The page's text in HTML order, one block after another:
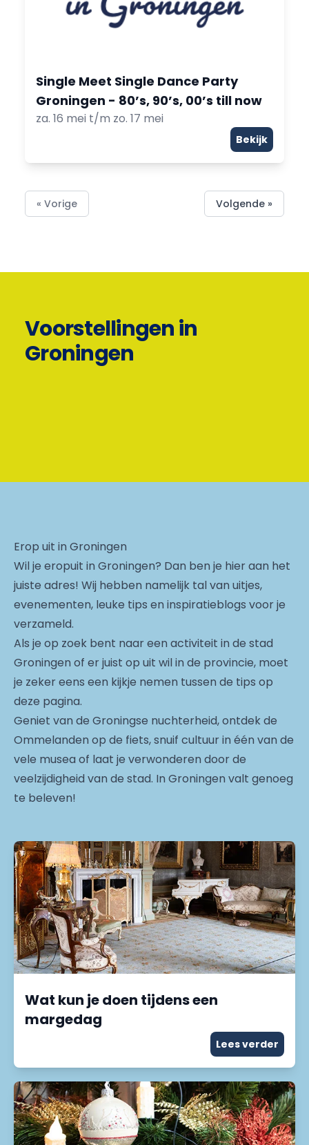
Single Meet Single Dance Party
Groningen - 80’s, 90’s, 00’s till now
za. 16 mei t/m zo. 17 mei
Bekijk
« Vorige Volgende »
Voorstellingen in
Groningen
Erop uit in Groningen
Wil je eropuit in Groningen? Dan ben je hier aan het
juiste adres! Wij hebben namelijk tal van uitjes,
evenementen, leuke tips en inspiratieblogs voor je
verzameld.
Als je op zoek bent naar een activiteit in de stad
Groningen of er juist op uit wil in de provincie, moet
je zeker eens een kijkje nemen tussen de tips op
deze pagina.
Geniet van de Groningse nuchterheid, ontdek de
Ommelanden op de fiets, snuif cultuur in één van de
vele musea of laat je verwonderen door de
veelzijdigheid van de stad. In Groningen valt genoeg
te beleven!
Wat kun je doen tijdens een
margedag
Lees verder